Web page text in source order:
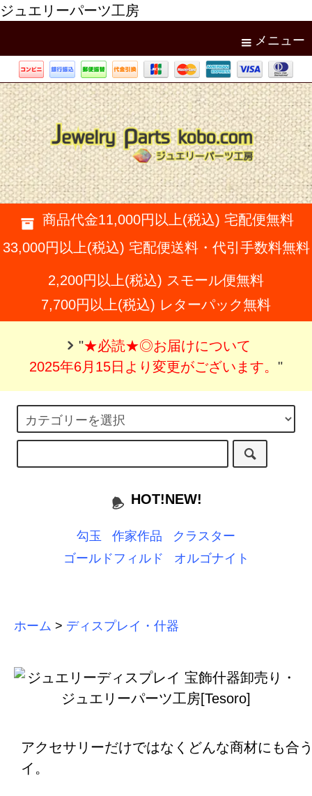
ジュエリーパーツ工房
メニュー
商品代金11,000円以上(税込) 宅配便無料
33,000円以上(税込) 宅配便送料・代引手数料無料
2,200円以上(税込) スモール便無料
7,700円以上(税込) レターパック無料
"★必読★◎お届けについて
2025年6月15日より変更がございます。 "
HOT!NEW!
勾玉 作家作品
クラスター
ゴールドフィルド
オルゴナイト
ホーム > ディスプレイ・什器
アクセサリーだけではなくどんな商材にも合
イ。